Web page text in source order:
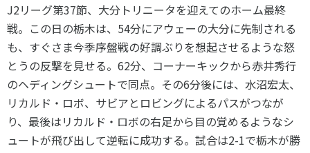
J2リーグ第37節、大分トリニータを迎えてのホーム最終
戦。この日の栃木は、54分にアウェーの大分に先制される
も、すぐさま今季序盤戦の好調ぶりを想起させるような怒
とうの反撃を見せる。62分、コーナーキックから赤井秀行
のヘディングシュートで同点。その6分後には、水沼宏太、
リカルド・ロボ、サビアとロビングによるパスがつなが
り、最後はリカルド・ロボの右足から目の覚めるようなシ
ュートが飛び出して逆転に成功する。試合は2-1で栃木が勝